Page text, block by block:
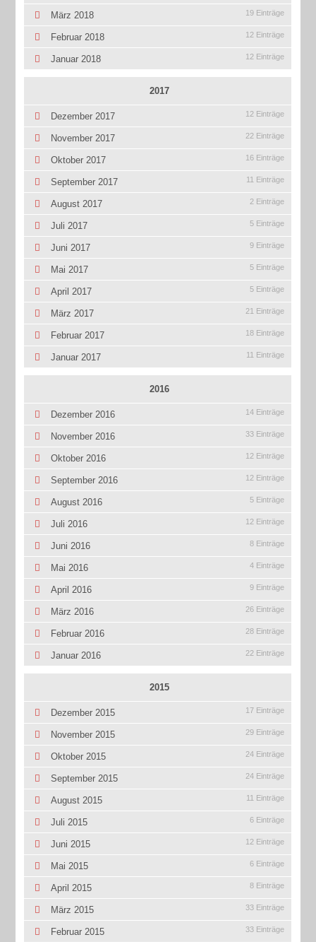
März 2018 19 Einträge
Februar 2018 12 Einträge
Januar 2018 12 Einträge
2017
Dezember 2017 12 Einträge
November 2017 22 Einträge
Oktober 2017 16 Einträge
September 2017 11 Einträge
August 2017 2 Einträge
Juli 2017 5 Einträge
Juni 2017 9 Einträge
Mai 2017 5 Einträge
April 2017 5 Einträge
März 2017 21 Einträge
Februar 2017 18 Einträge
Januar 2017 11 Einträge
2016
Dezember 2016 14 Einträge
November 2016 33 Einträge
Oktober 2016 12 Einträge
September 2016 12 Einträge
August 2016 5 Einträge
Juli 2016 12 Einträge
Juni 2016 8 Einträge
Mai 2016 4 Einträge
April 2016 9 Einträge
März 2016 26 Einträge
Februar 2016 28 Einträge
Januar 2016 22 Einträge
2015
Dezember 2015 17 Einträge
November 2015 29 Einträge
Oktober 2015 24 Einträge
September 2015 24 Einträge
August 2015 11 Einträge
Juli 2015 6 Einträge
Juni 2015 12 Einträge
Mai 2015 6 Einträge
April 2015 8 Einträge
März 2015 33 Einträge
Februar 2015 33 Einträge